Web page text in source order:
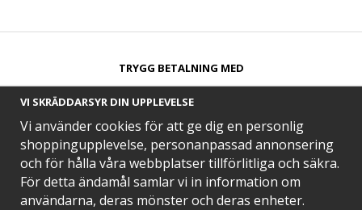
TRYGG BETALNING MED​
SNABB LEVERANS MED
VI SKRÄDDARSYR DIN UPPLEVELSE
Vi använder cookies för att ge dig en personlig
shoppingupplevelse, personanpassad annonsering
och för hålla våra webbplatser tillförlitliga och säkra.
För detta ändamål samlar vi in information om
användarna, deras mönster och deras enheter.